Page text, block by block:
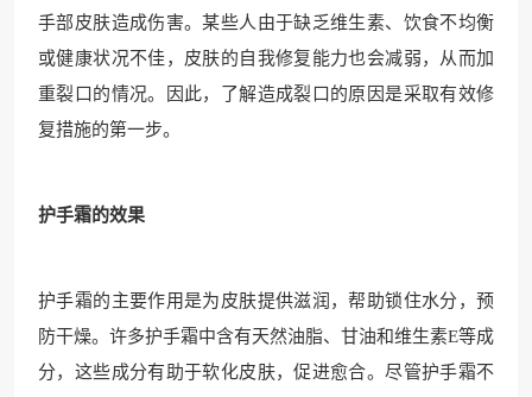
手部皮肤造成伤害。某些人由于缺乏维生素、饮食不均衡
或健康状况不佳，皮肤的自我修复能力也会减弱，从而加
重裂口的情况。因此，了解造成裂口的原因是采取有效修
复措施的第一步。
护手霜的效果
护手霜的主要作用是为皮肤提供滋润，帮助锁住水分，预
防干燥。许多护手霜中含有天然油脂、甘油和维生素E等成
分，这些成分有助于软化皮肤，促进愈合。尽管护手霜不